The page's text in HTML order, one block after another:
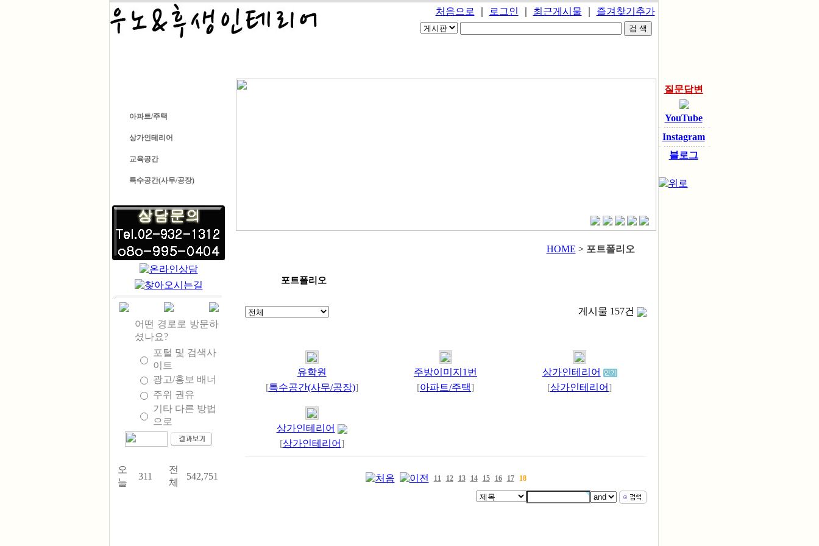
처음으로 로그인 최근게시물 즐겨찾기추가
아파트/주택
상가인테리어
교육공간
특수공간(사무/공장)
어떤 경로로 방문하
셨나요?
포털 및 검색사
이트
광고/홍보 배너
주위 권유
기타 다른 방법
으로
오
늘
311
전
체
542,751
HOME > 포트폴리오
포트폴리오
게시물 157건
유학원
[특수공간(사무/공장)]
주방이미지1번
[아파트/주택]
상가인테리어
[상가인테리어]
상가인테리어
[상가인테리어]
11 12 13 14 15 16 17 18
질문답변
YouTube
Instagram
블로그